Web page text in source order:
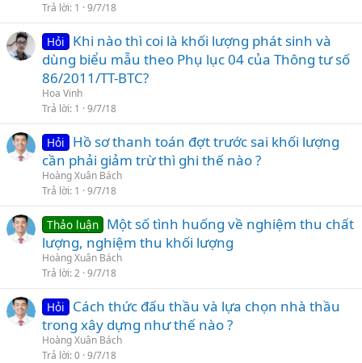
Trả lời 1 9/7/18
Hỏi
Khi nào thì coi là khối lượng phát sinh và
dùng biểu mẫu theo Phụ lục 04 của Thông tư số
86/2011/TT-BTC?
Hoa Vinh
Trả lời 1 9/7/18
Hỏi
Hồ sơ thanh toán đợt trước sai khối lượng
cần phải giảm trừ thì ghi thế nào ?
Hoàng Xuân Bách
Trả lời 1 9/7/18
Thảo luận Một số tình huống về nghiệm thu chất
lượng, nghiệm thu khối lượng
Hoàng Xuân Bách
Trả lời 2 9/7/18
Hỏi
Cách thức đấu thầu và lựa chọn nhà thầu
trong xây dựng như thế nào ?
Hoàng Xuân Bách
Trả lời 0 9/7/18